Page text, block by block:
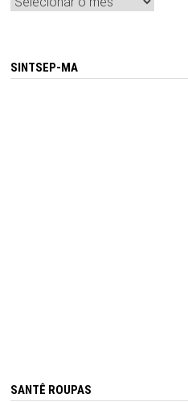
SINTSEP-MA
SANTÊ ROUPAS